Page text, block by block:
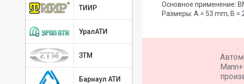
ТИИР
УралАТИ
ЗТМ
Барнаул АТИ
Основное применение:
Размеры: A = 53 mm; B =